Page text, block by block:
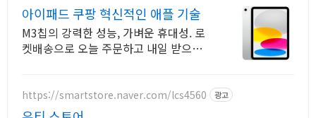
아이패드 쿠팡 혁신적인 애플 기술
M3칩의 강력한 성능, 가벼운 휴대성. 로
켓배송으로 오늘 주문하고 내일 받으세
https://smartstore.naver.com/lcs4560 광고